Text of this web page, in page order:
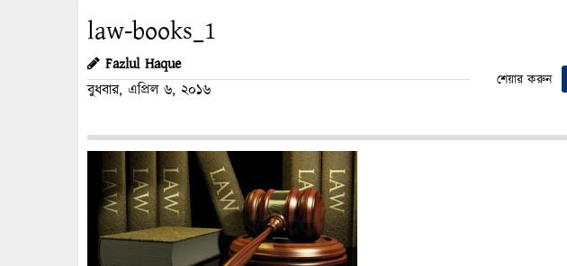
law-books_1
Fazlul Haque
বুধবার, এপ্রিল ৬, ২০১৬
শেয়ার করুন